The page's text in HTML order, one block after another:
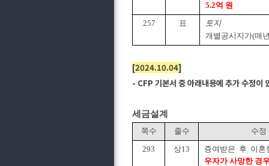
5.2억 원
257
표
토지
개별공시지가(매
[2024.10.04]
- CFP 기본서 중 아래내용에 추가 수정이
세금설계
쪽수 줄수
수정
293
상13
증여받은 후 이혼
우자가 사망한 경